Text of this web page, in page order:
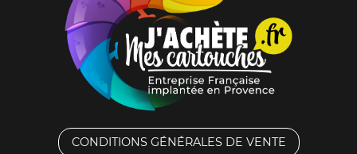
CONDITIONS GÉNÉRALES DE VENTE